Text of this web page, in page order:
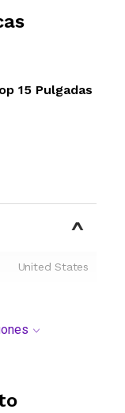
15 Pulgadas
United States